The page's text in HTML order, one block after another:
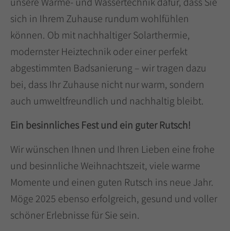
ridiculus mus. Donec quam felis, ultricies nec.
sich in Ihrem Zuhause rundum wohlfühlen
können. Ob mit nachhaltiger Solarthermie,
modernster Heiztechnik oder einer perfekt
abgestimmten Badsanierung – wir tragen dazu
bei, dass Ihr Zuhause nicht nur warm, sondern
auch umweltfreundlich und nachhaltig bleibt.
Ein besinnliches Fest und ein guter Rutsch!
Wir wünschen Ihnen und Ihren Lieben eine frohe
und besinnliche Weihnachtszeit, viele warme
Momente und einen guten Rutsch ins neue Jahr.
Möge 2025 ebenso erfolgreich, gesund und voller
schöner Erlebnisse für Sie sein.